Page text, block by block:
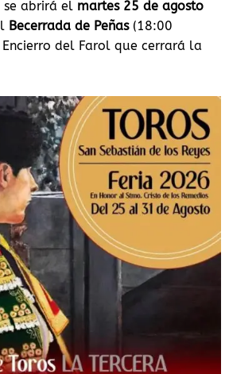
se abrirá el martes 25 de agosto
Becerrada de Peñas(18:00
del Farol que cerrará la